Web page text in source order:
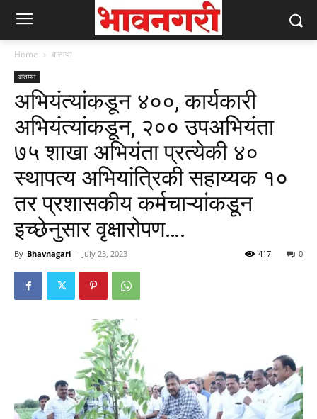
Home बातम्या
बातम्या
अभियंत्यांकडून ४००, कार्यकारी
अभियंत्यांकडून, २०० उपअभियंता
७५ शाखा अभियंता प्रत्येकी ४०
स्थापत्य अभियांत्रिकी सहाय्यक १०
तर प्रशासकीय कर्मचाऱ्यांकडून
इच्छेनुसार वृक्षारोपण….
By Bhavnagari - July 23, 2023 0
417